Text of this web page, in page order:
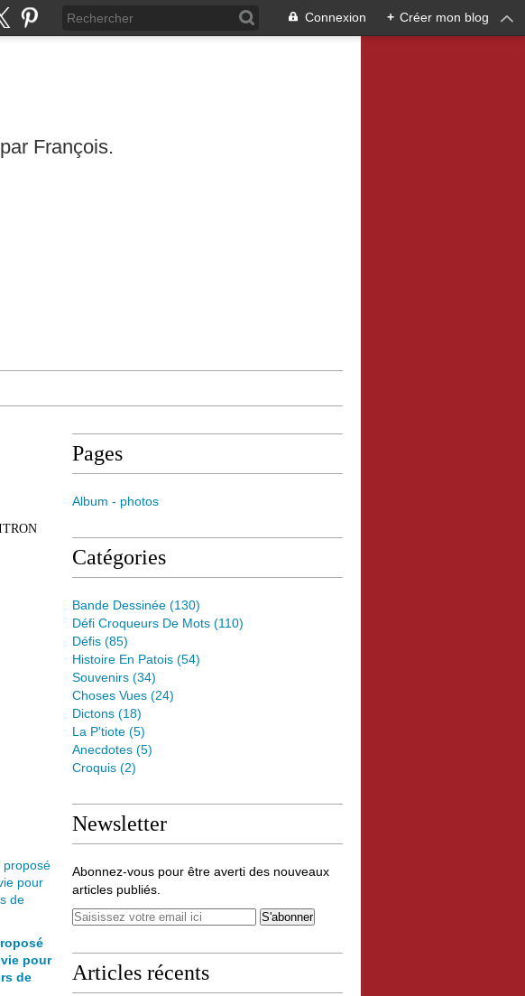
Connexion + Créer mon blog
François.
pour
de
Pages
Album - photos
Catégories
Bande Dessinée (130)
Défi Croqueurs De Mots (110)
Défis (85)
Histoire En Patois (54)
Souvenirs (34)
Choses Vues (24)
Dictons (18)
La P'tiote (5)
Anecdotes (5)
Croquis (2)
Newsletter
Abonnez-vous pour être averti des nouveaux
articles publiés.
Articles récents